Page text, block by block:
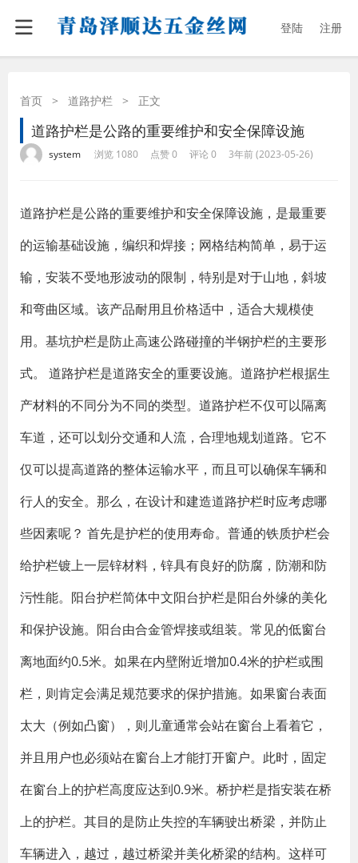
登陆 注册
首页 > 道路护栏 > 正文
道路护栏是公路的重要维护和安全保障设施
system 浏览 1080 点赞 0 评论 0 3年前 (2023-05-26)
道路护栏是公路的重要维护和安全保障设施，是最重要
的运输基础设施，编织和焊接；网格结构简单，易于运
输，安装不受地形波动的限制，特别是对于山地，斜坡
和弯曲区域。该产品耐用且价格适中，适合大规模使
用。基坑护栏是防止高速公路碰撞的半钢护栏的主要形
式。 道路护栏是道路安全的重要设施。道路护栏根据生
产材料的不同分为不同的类型。道路护栏不仅可以隔离
车道，还可以划分交通和人流，合理地规划道路。它不
仅可以提高道路的整体运输水平，而且可以确保车辆和
行人的安全。那么，在设计和建造道路护栏时应考虑哪
些因素呢？ 首先是护栏的使用寿命。普通的铁质护栏会
给护栏镀上一层锌材料，锌具有良好的防腐，防潮和防
污性能。阳台护栏简体中文阳台护栏是阳台外缘的美化
和保护设施。阳台由合金管焊接或组装。常见的低窗台
离地面约0.5米。如果在内壁附近增加0.4米的护栏或围
栏，则肯定会满足规范要求的保护措施。如果窗台表面
太大（例如凸窗），则儿童通常会站在窗台上看着它，
并且用户也必须站在窗台上才能打开窗户。此时，固定
在窗台上的护栏高度应达到0.9米。桥护栏是指安装在桥
上的护栏。其目的是防止失控的车辆驶出桥梁，并防止
车辆进入，越过，越过桥梁并美化桥梁的结构。这样可